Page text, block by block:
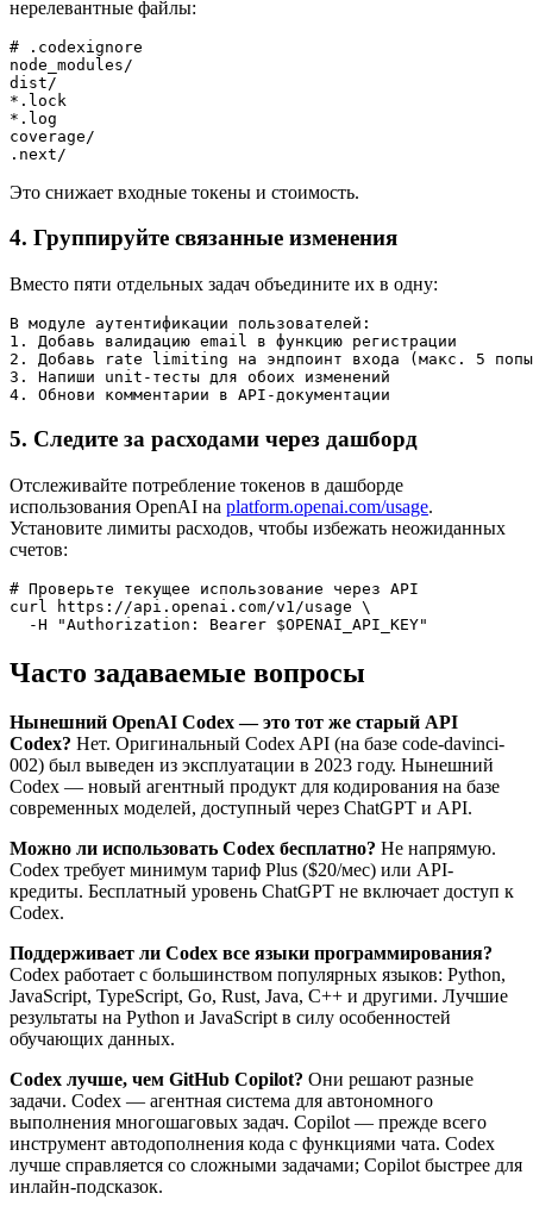
нерелевантные файлы:
# .codexignore
node_modules/
dist/
*.lock
*.log
coverage/
Это снижает входные токены и стоимость.
4. Группируйте связанные изменения
Вместо пяти отдельных задач объедините их в одну:
В модуле аутентификации пользователей:
1. Добавь валидацию email в функцию регистрации
2. Добавь rate limiting на эндпоинт входа (макс. 5
3. Напиши unit-тесты для обоих изменений
5. Следите за расходами через дашборд
Отслеживайте потребление токенов в дашборде
использования OpenAI на platform.openai.com/usage.
Установите лимиты расходов, чтобы избежать неожиданных
счетов:
# Проверьте текущее использование через API
curl https://api.openai.com/v1/usage \
Часто задаваемые вопросы
Нынешний OpenAI Codex — это тот же старый API
Codex? Нет. Оригинальный Codex API (на базе code-davinci-
002) был выведен из эксплуатации в 2023 году. Нынешний
Codex — новый агентный продукт для кодирования на базе
современных моделей, доступный через ChatGPT и API.
Можно ли использовать Codex бесплатно? Не напрямую.
Codex требует минимум тариф Plus ($20/мес) или API-
кредиты. Бесплатный уровень ChatGPT не включает доступ к
Codex.
Поддерживает ли Codex все языки программирования?
Codex работает с большинством популярных языков: Python,
JavaScript, TypeScript, Go, Rust, Java, C++ и другими. Лучшие
результаты на Python и JavaScript в силу особенностей
обучающих данных.
Codex лучше, чем GitHub Copilot? Они решают разные
задачи. Codex — агентная система для автономного
выполнения многошаговых задач. Copilot — прежде всего
инструмент автодополнения кода с функциями чата. Codex
лучше справляется со сложными задачами; Copilot быстрее для
инлайн-подсказок.